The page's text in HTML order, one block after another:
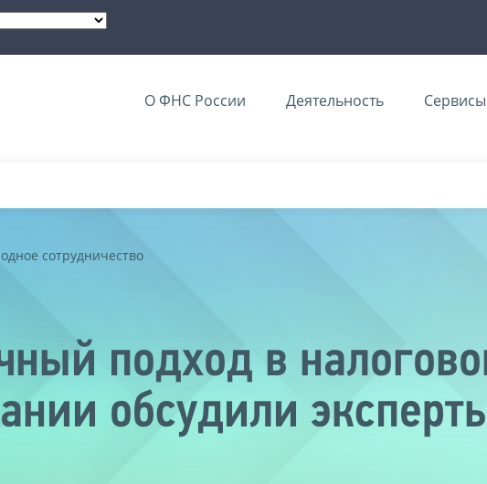
О ФНС России Деятельность Сервисы
сотрудничество
подход в
обсудили